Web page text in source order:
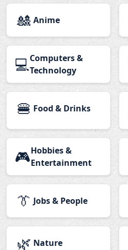
🎎 Anime
💻Computers &
Technology
🍔 Food & Drinks
🎮Hobbies &
Entertainment
👔 Jobs & People
🌿 Nature